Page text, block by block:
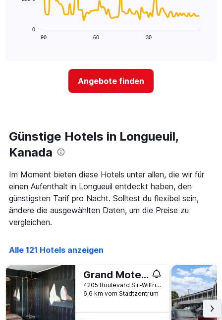
die
anzeigt.
anzeigt.
folgende
Diagramm
näher
das
Aufenthaltsdatum
rückt.
Diagramm
hat
1
X-
Achse,
die
der
Tage
vor
dem
Aufenthalt
anzeigt
Das
90 60 30
0
Angebote finden
Günstige Hotels in Longueuil,
Kanada
Im Moment bieten diese Hotels unter allen, die wir für
einen Aufenthalt in Longueuil entdeckt haben, den
günstigsten Tarif pro Nacht. Solltest du flexibel sein,
ändere die ausgewählten Daten, um die Preise zu
vergleichen.
Alle 121 Hotels anzeigen
Grand Motel Saint-Hubert
4205 Boulevard Sir-Wilfrid-Laurier, Longueuil, QC, Kanada
6,6 km vom Stadtzentrum